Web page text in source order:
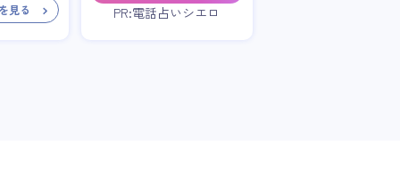
見る PR:電話占いシエロ